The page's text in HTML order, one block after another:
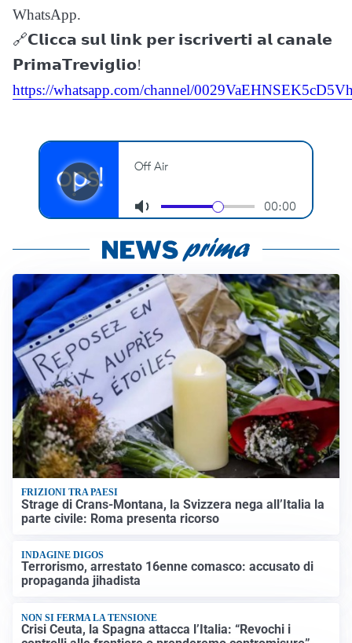
WhatsApp.
🔗𝗖𝗹𝗶𝗰𝗰𝗮 𝘀𝘂𝗹 𝗹𝗶𝗻𝗸 𝗽𝗲𝗿 𝗶𝘀𝗰𝗿𝗶𝘃𝗲𝗿𝘁𝗶 𝗮𝗹 𝗰𝗮𝗻𝗮𝗹𝗲
𝗣𝗿𝗶𝗺𝗮𝗧𝗿𝗲𝘃𝗶𝗴𝗹𝗶𝗼!
https://whatsapp.com/channel/
FRIZIONI TRA PAESI
Strage di Crans-Montana, la Svizzera nega all’Italia la
parte civile: Roma presenta ricorso
INDAGINE DIGOS
Terrorismo, arrestato 16enne comasco: accusato di
propaganda jihadista
NON SI FERMA LA TENSIONE
Crisi Ceuta, la Spagna attacca l’Italia: “Revochi i